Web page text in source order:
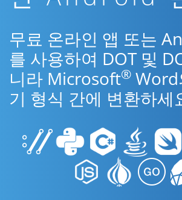
무료 온라인 앱 또는
를 사용하여 DOT 및
니라 Microsoft® Word
기 형식 간에 변환하세